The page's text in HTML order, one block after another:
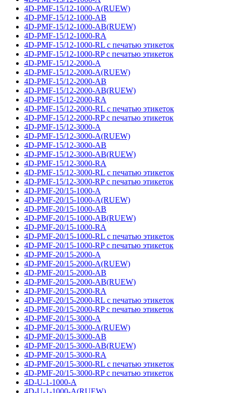
4D-PMF-15/12-1000-A(RUEW)
4D-PMF-15/12-1000-AB
4D-PMF-15/12-1000-AB(RUEW)
4D-PMF-15/12-1000-RA
4D-PMF-15/12-1000-RL с печатью этикеток
4D-PMF-15/12-1000-RP с печатью этикеток
4D-PMF-15/12-2000-A
4D-PMF-15/12-2000-A(RUEW)
4D-PMF-15/12-2000-AB
4D-PMF-15/12-2000-AB(RUEW)
4D-PMF-15/12-2000-RA
4D-PMF-15/12-2000-RL с печатью этикеток
4D-PMF-15/12-2000-RP с печатью этикеток
4D-PMF-15/12-3000-A
4D-PMF-15/12-3000-A(RUEW)
4D-PMF-15/12-3000-AB
4D-PMF-15/12-3000-AB(RUEW)
4D-PMF-15/12-3000-RA
4D-PMF-15/12-3000-RL с печатью этикеток
4D-PMF-15/12-3000-RP с печатью этикеток
4D-PMF-20/15-1000-A
4D-PMF-20/15-1000-A(RUEW)
4D-PMF-20/15-1000-AB
4D-PMF-20/15-1000-AB(RUEW)
4D-PMF-20/15-1000-RA
4D-PMF-20/15-1000-RL с печатью этикеток
4D-PMF-20/15-1000-RP с печатью этикеток
4D-PMF-20/15-2000-A
4D-PMF-20/15-2000-A(RUEW)
4D-PMF-20/15-2000-AB
4D-PMF-20/15-2000-AB(RUEW)
4D-PMF-20/15-2000-RA
4D-PMF-20/15-2000-RL с печатью этикеток
4D-PMF-20/15-2000-RP с печатью этикеток
4D-PMF-20/15-3000-A
4D-PMF-20/15-3000-A(RUEW)
4D-PMF-20/15-3000-AB
4D-PMF-20/15-3000-AB(RUEW)
4D-PMF-20/15-3000-RA
4D-PMF-20/15-3000-RL с печатью этикеток
4D-PMF-20/15-3000-RP с печатью этикеток
4D-U-1-1000-A